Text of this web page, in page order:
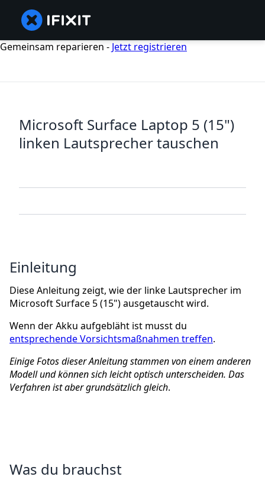
Gemeinsam reparieren - Jetzt registrieren
Microsoft Surface Laptop 5 (15")
linken Lautsprecher tauschen
Einleitung
Diese Anleitung zeigt, wie der linke Lautsprecher im
Microsoft Surface 5 (15") ausgetauscht wird.
Wenn der Akku aufgebläht ist musst du
entsprechende Vorsichtsmaßnahmen treffen.
Einige Fotos dieser Anleitung stammen von einem anderen
Modell und können sich leicht optisch unterscheiden. Das
Verfahren ist aber grundsätzlich gleich.
Was du brauchst